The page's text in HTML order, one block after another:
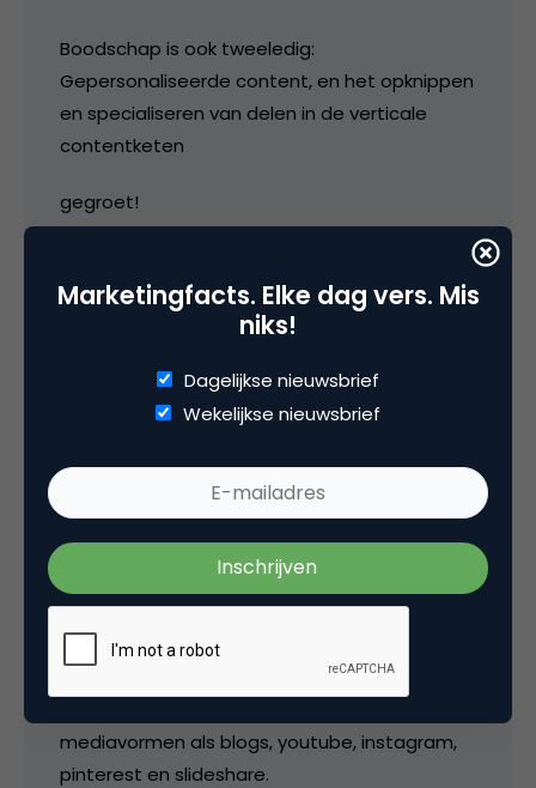
Boodschap is ook tweeledig:
Gepersonaliseerde content, en het opknippen
en specialiseren van delen in de verticale
contentketen
gegroet!
10 januari 2013 om 18:17
Athalie Stegeman
De ontwikkeling naar digital curation maken
content relevanter door peer2peer info
sharing. Zo ontstaat er dynamisch en
relevante content door aanbeveling van
gebruikers. Digital curation wordt versterkt
mediavormen als blogs, youtube, instagram,
pinterest en slideshare.
Marketingfacts. Elke dag vers. Mis
niks!
Dagelijkse nieuwsbrief
Wekelijkse nieuwsbrief